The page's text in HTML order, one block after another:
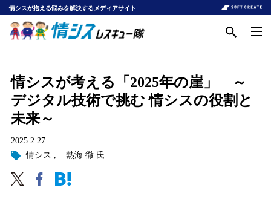
情シスが抱える悩みを解決するメディアサイト
情シスが考える「2025年の崖」 ～
デジタル技術で挑む 情シスの役割と
未来～
2025.2.27
情シス
熱海 徹 氏